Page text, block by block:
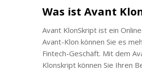
Was ist Avant
Avant KlonSkript ist ein
Avant-Klon können Sie es
Fintech-Geschäft. Mit dem
Klonskript können Sie Ihren